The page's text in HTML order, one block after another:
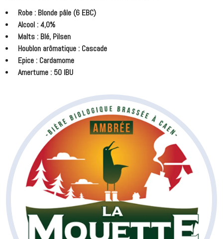
Robe : Blonde pâle (6 EBC)
Alcool : 4,0%
Malts : Blé, Pilsen
Houblon arômatique : Cascade
Epice : Cardamome
Amertume : 50 IBU